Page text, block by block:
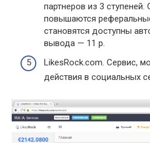
партнеров из 3
повышаются
становятся доступны
вывода — 11 р.
LikesRock.com. Сервис,
действия в социальных